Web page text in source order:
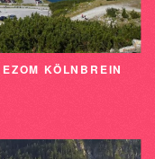
KÖLNBREIN